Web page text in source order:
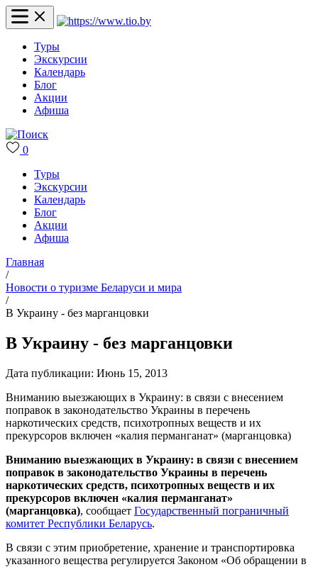
Туры
Экскурсии
Календарь
Блог
Акции
Афиша
0
Туры
Экскурсии
Календарь
Блог
Акции
Афиша
Главная
/
Новости о туризме Беларуси и мира
/
В Украину - без марганцовки
В Украину - без марганцовки
Дата публикации: Июнь 15, 2013
Вниманию выезжающих в Украину: в связи с внесением
поправок в законодательство Украины в перечень
наркотических средств, психотропных веществ и их
прекурсоров включен «калия перманганат» (марганцовка)
Вниманию выезжающих в Украину: в связи с внесением
поправок в законодательство Украины в перечень
наркотических средств, психотропных веществ и их
прекурсоров включен «калия перманганат»
(марганцовка), сообщает Государственный пограничный
комитет Республики Беларусь.
В связи с этим приобретение, хранение и транспортировка
указанного вещества регулируется Законом «Об обращении в